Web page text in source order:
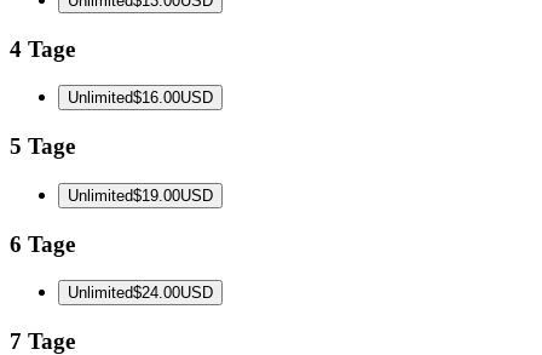
4 Tage
Unlimited$16.00USD
5 Tage
Unlimited$19.00USD
6 Tage
Unlimited$24.00USD
7 Tage